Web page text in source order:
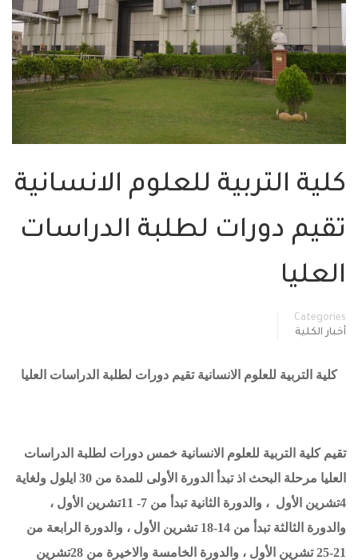
كلية التربية للعلوم الانسانية
تقيم دورات لطلبة الدراسات
العليا
Categories
أخبار الكلية
كلية التربية للعلوم الانسانية تقيم دورات لطلبة الدراسات العليا
تقيم كلية التربية للعلوم الانسانية خمس دورات لطلبة الدراسات
العليا مرحلة البحث
اذ تبدأ الدورة الأولى للمدة من 30 ايلول ولغاية
4تشرين الأول ، والدورة الثانية تبدأ من 7- 11تشرين الأول ،
والدورة الثالثة تبدأ من 14-18 تشرين الأول ، والدورة الرابعة من
21-25 تشرين الأول ، والدورة الخامسة والاخيرة من 28تشرين